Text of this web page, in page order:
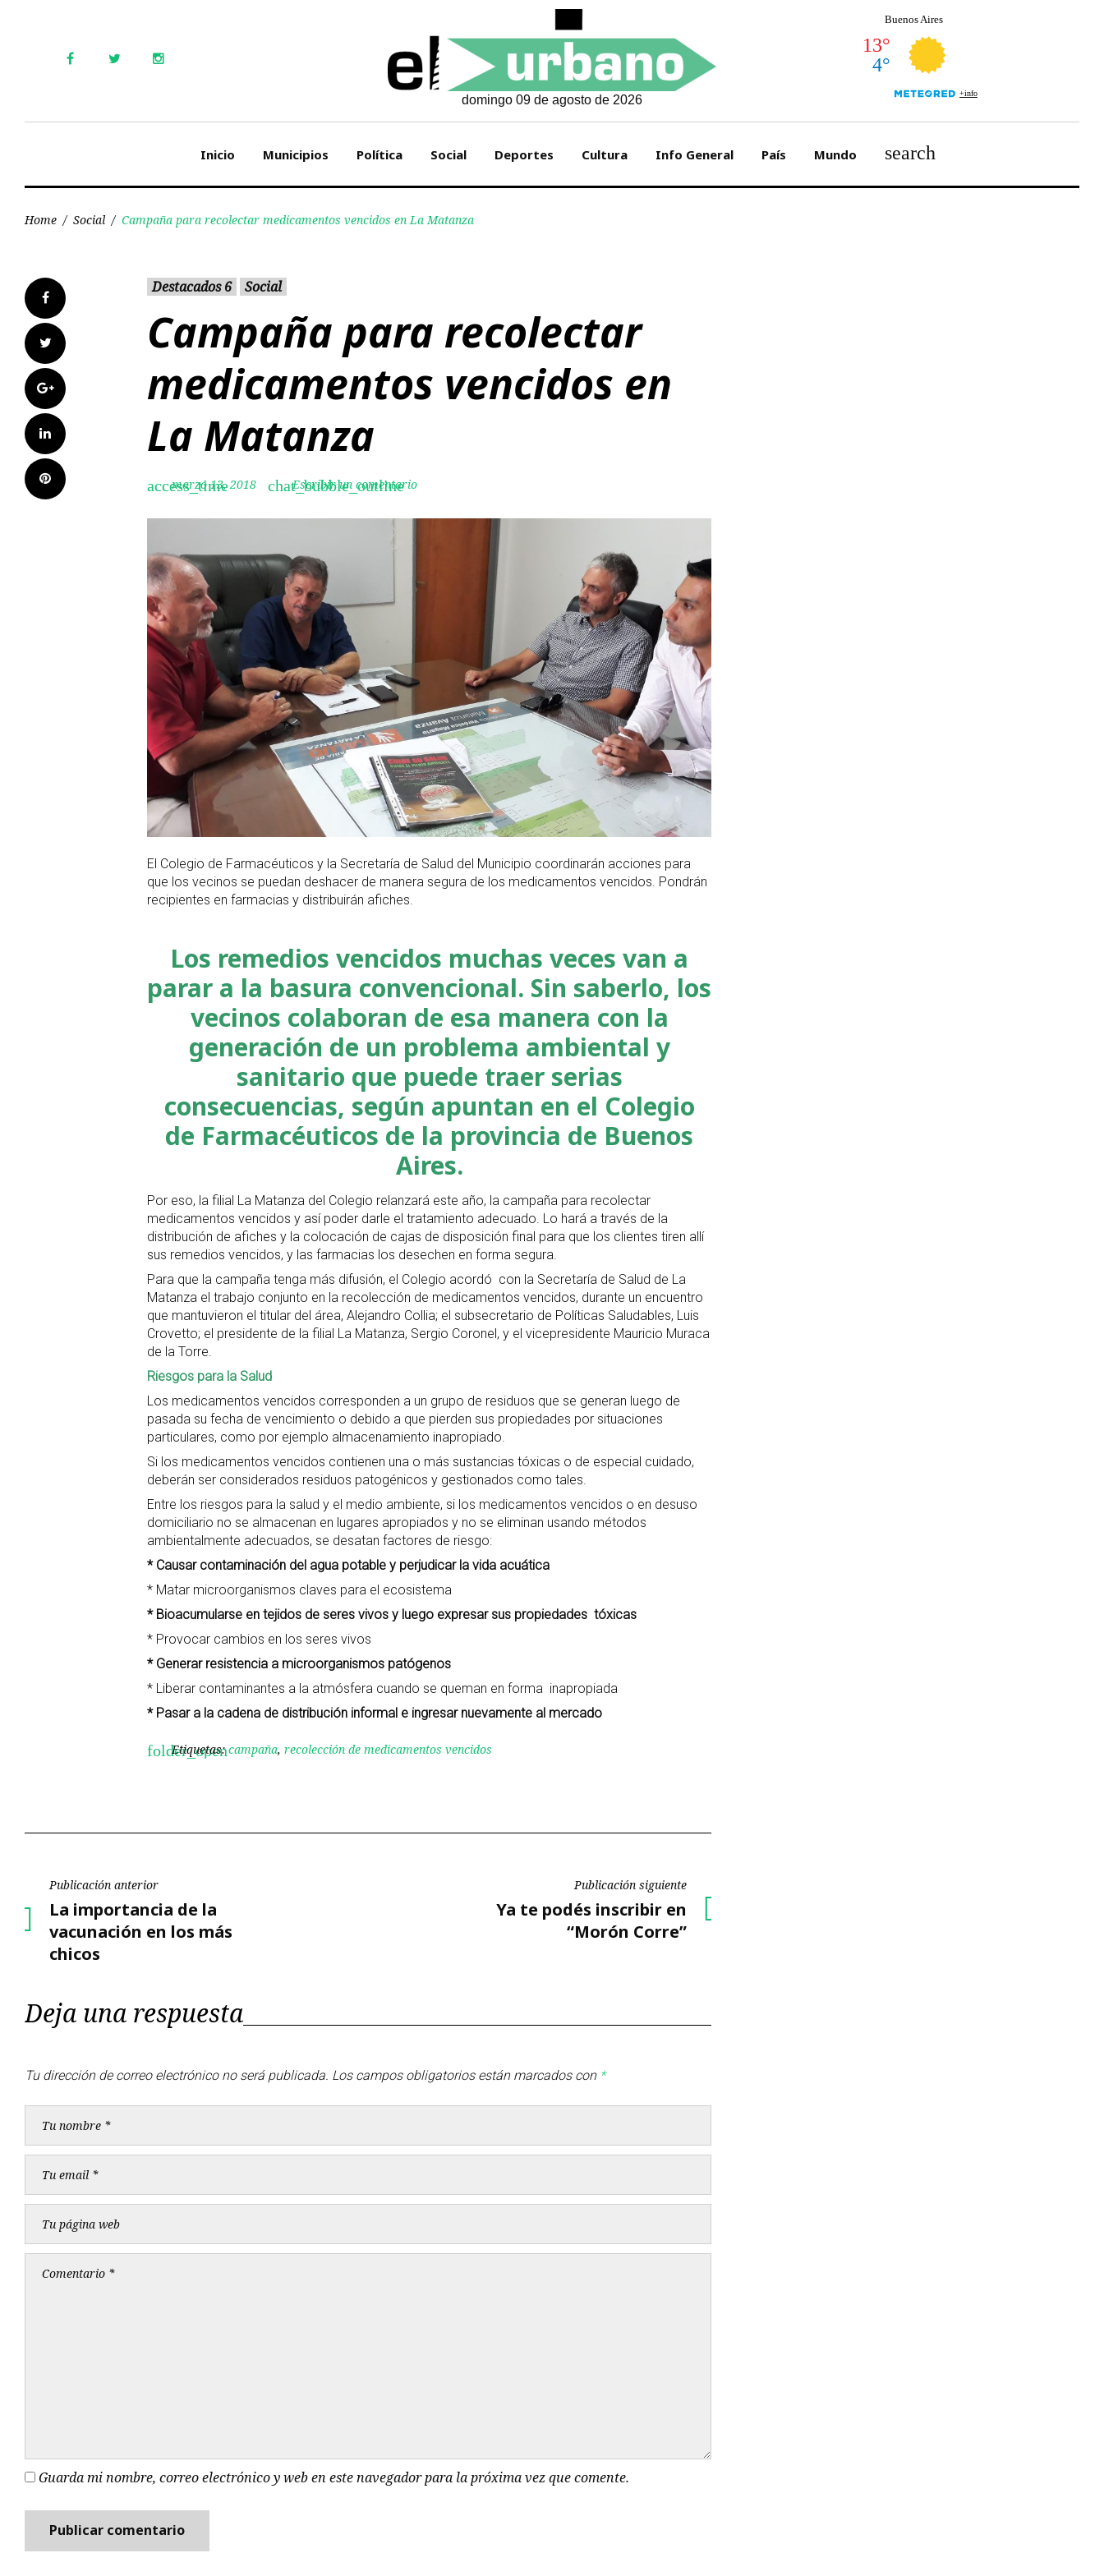
domingo 09 de agosto de 2026
Inicio Municipios Política Social Deportes Cultura Info General País Mundo search
Home / Social / Campaña para recolectar medicamentos vencidos en La Matanza
Facebook
Twitter
Google+
LinkedIn
Pinterest
Destacados 6 Social
Campaña para recolectar
medicamentos vencidos en
La Matanza
access_time
marzo 13, 2018 chat_bubble_outline
Escribir un comentario
El Colegio de Farmacéuticos y la Secretaría de Salud del Municipio coordinarán acciones para
que los vecinos se puedan deshacer de manera segura de los medicamentos vencidos. Pondrán
recipientes en farmacias y distribuirán afiches.
Los remedios vencidos muchas veces van a
parar a la basura convencional. Sin saberlo, los
vecinos colaboran de esa manera con la
generación de un problema ambiental y
sanitario que puede traer serias
consecuencias, según apuntan en el Colegio
de Farmacéuticos de la provincia de Buenos
Aires.
Por eso, la filial La Matanza del Colegio relanzará este año, la campaña para recolectar
medicamentos vencidos y así poder darle el tratamiento adecuado. Lo hará a través de la
distribución de afiches y la colocación de cajas de disposición final para que los clientes tiren allí
sus remedios vencidos, y las farmacias los desechen en forma segura.
Para que la campaña tenga más difusión, el Colegio acordó con la Secretaría de Salud de La
Matanza el trabajo conjunto en la recolección de medicamentos vencidos, durante un encuentro
que mantuvieron el titular del área, Alejandro Collia; el subsecretario de Políticas Saludables, Luis
Crovetto; el presidente de la filial La Matanza, Sergio Coronel, y el vicepresidente Mauricio Muraca
de la Torre.
Riesgos para la Salud
Los medicamentos vencidos corresponden a un grupo de residuos que se generan luego de
pasada su fecha de vencimiento o debido a que pierden sus propiedades por situaciones
particulares, como por ejemplo almacenamiento inapropiado.
Si los medicamentos vencidos contienen una o más sustancias tóxicas o de especial cuidado,
deberán ser considerados residuos patogénicos y gestionados como tales.
Entre los riesgos para la salud y el medio ambiente, si los medicamentos vencidos o en desuso
domiciliario no se almacenan en lugares apropiados y no se eliminan usando métodos
ambientalmente adecuados, se desatan factores de riesgo:
* Causar contaminación del agua potable y perjudicar la vida acuática
* Matar microorganismos claves para el ecosistema
* Bioacumularse en tejidos de seres vivos y luego expresar sus propiedades tóxicas
* Provocar cambios en los seres vivos
* Generar resistencia a microorganismos patógenos
* Liberar contaminantes a la atmósfera cuando se queman en forma inapropiada
* Pasar a la cadena de distribución informal e ingresar nuevamente al mercado
folder_open
Etiquetas:campaña, recolección de medicamentos vencidos
Navegación
de
entradas
Publicación anterior
Publicación
anterior
La importancia de la
vacunación en los más
chicos
Publicación siguiente
Publicación
Ya te podés inscribir en
“Morón Corre”
Deja una respuesta
Tu dirección de correo electrónico no será publicada. Los campos obligatorios están marcados con *
Guarda mi nombre, correo electrónico y web en este navegador para la próxima vez que comente.